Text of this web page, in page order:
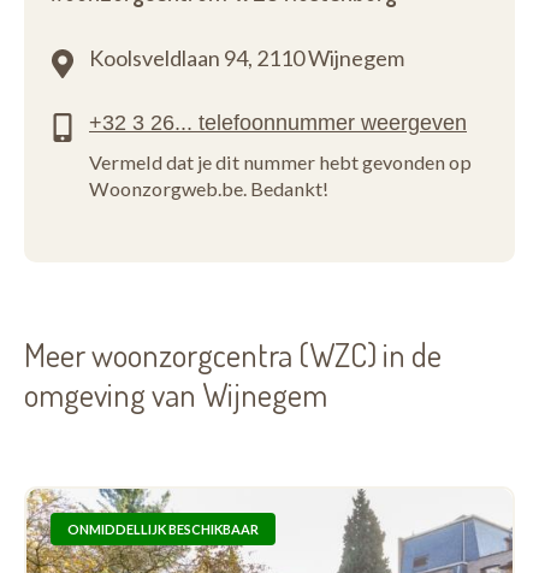
Koolsveldlaan 94, 2110 Wijnegem
Vermeld dat je dit nummer hebt gevonden op
Woonzorgweb.be. Bedankt!
Meer woonzorgcentra (WZC) in de
omgeving van Wijnegem
ONMIDDELLIJK BESCHIKBAAR